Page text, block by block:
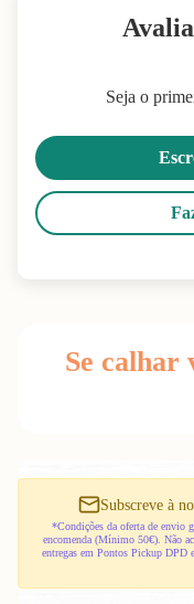
Seja o
Se calhar
Subscreve à
*Condições da oferta de envio
encomenda (Mínimo 50€). Não
entregas em Pontos Pickup DPD